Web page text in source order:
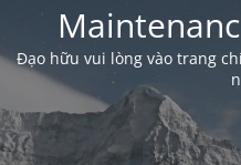
Đạo hữu vui lòng vào trang